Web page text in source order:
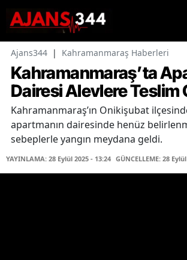
Ajans344 | Kahramanmaraş Haberleri
Kahramanmaraş’ta
Dairesi Alevlere Teslim
Kahramanmaraş’ın Onikişubat
apartmanın dairesinde henüz
sebeplerle yangın meydana geldi.
YAYINLAMA: 28 Eylül 2025 - 13:24 GÜNCELLEME: 28